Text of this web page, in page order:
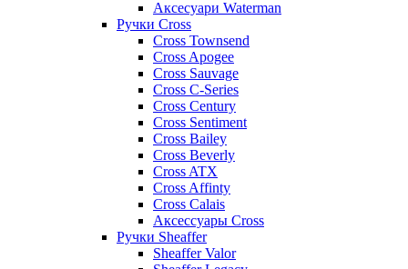
Аксесуари Waterman
Ручки Cross
Cross Townsend
Cross Apogee
Cross Sauvage
Cross C-Series
Cross Сentury
Cross Sentiment
Cross Bailey
Cross Beverly
Cross ATX
Cross Affinty
Cross Calais
Аксессуары Cross
Ручки Sheaffer
Sheaffer Valor